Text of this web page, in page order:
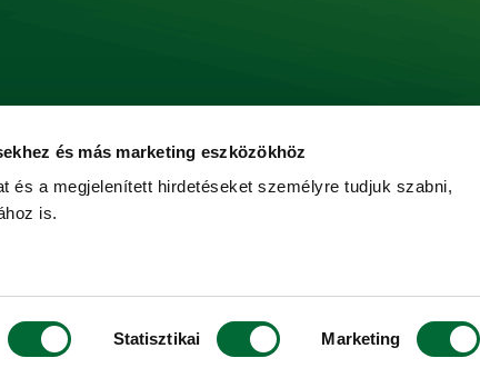
és más marketing eszközökhöz
és a megjelenített hirdetéseket személyre tudjuk szabni,
is.
Statisztikai Marketing
Kreatív Vonalak